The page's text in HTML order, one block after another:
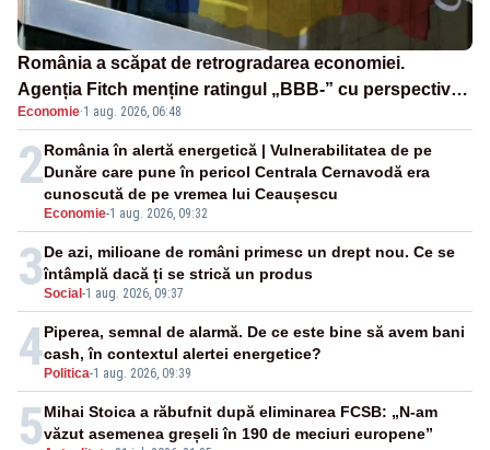
România a scăpat de retrogradarea economiei.
Agenția Fitch menține ratingul „BBB-” cu perspectivă
negativă
Economie·1 aug. 2026, 06:48
2
Economie-1 aug. 2026, 09:32
România în alertă energetică | Vulnerabilitatea de pe
Dunăre care pune în pericol Centrala Cernavodă era
cunoscută de pe vremea lui Ceaușescu
3Social -1 aug. 2026, 09:37
De azi, milioane de români primesc un drept nou. Ce se
întâmplă dacă ți se strică un produs
4 Politica-1 aug. 2026, 09:39
Piperea, semnal de alarmă. De ce este bine să avem bani
cash, în contextul alertei energetice?
5Mihai Stoica a răbufnit după eliminarea FCSB: „N-am
văzut asemenea greșeli în 190 de meciuri europene”